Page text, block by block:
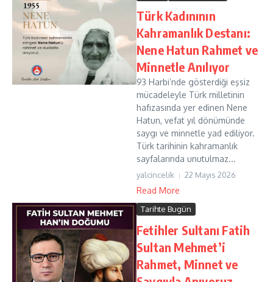
Türk Kadınının
Kahramanlık Destanı:
Nene Hatun Rahmet ve
Minnetle Anılıyor
93 Harbi’nde gösterdiği eşsiz
mücadeleyle Türk milletinin
hafızasında yer edinen Nene
Hatun, vefat yıl dönümünde
saygı ve minnetle yad ediliyor.
Türk tarihinin kahramanlık
sayfalarında unutulmaz...
yalcincelik 22 Mayıs 2026
Read More
Tarihte Bugün
Fetihler Sultanı Fatih
Sultan Mehmet’i
Rahmet, Minnet ve